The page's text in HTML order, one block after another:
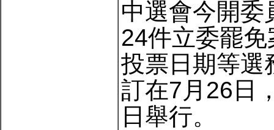
中選會今開委
24件立委罷
投票日期等選
訂在7月26日
日舉行。